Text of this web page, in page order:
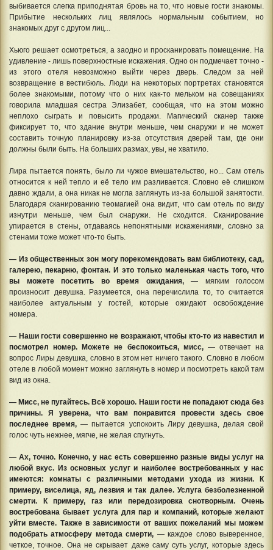
выбивается слегка приподнятая бровь на то, что новые гости знакомы.
Прибытие нескольких лиц являлось нормальным событием, но
знакомых друг с другом лиц...
Хьюго решает осмотреться, а заодно и просканировать помещение. На
удивление - лишь поверхностные искажения. Одно он подмечает точно -
из этого отеля невозможно выйти через дверь. Следом за ней
возвращение в вестибюль. Люди на некоторых портретах становятся
более знакомыми, потому что о них как-то мельком на совещаниях
говорила младшая сестра Элизабет, сообщая, что на этом можно
неплохо сыграть и повысить продажи. Магический сканер также
фиксирует то, что здание внутри меньше, чем снаружи и не может
составить точную планировку из-за отсутствия дверей там, где они
должны были быть. На больших размах, увы, не хватило.
Лира пытается понять, было ли чужое вмешательство, но... Сам отель
относится к ней тепло и её тело им разливается. Словно её слишком
давно ждали, а она никак не могла заглянуть из-за большой занятости.
Благодаря сканированию теомагией она видит, что сам отель по виду
изнутри меньше, чем был снаружи. Не сходится. Сканирование
упирается в стены, отдаваясь непонятными искажениями, словно за
стенами тоже может что-то быть.
— Из общественных зон могу порекомендовать вам библиотеку, сад,
галерею, пекарню, фонтан. И это только маленькая часть того, что
вы можете посетить во время ожидания, — мягким голосом
произносит девушка. Разумеется, она перечислила то, то считается
наиболее актуальным у гостей, которые ожидают освобождение
номера.
— Наши гости совершенно не возражают, чтобы кто-то из навестил и
посмотрел номер. Можете не беспокоиться, мисс, — отвечает на
вопрос Лиры девушка, словно в этом нет ничего такого. Словно в любом
отеле в любой момент можно заглянуть в номер и посмотреть какой там
вид из окна.
— Мисс, не пугайтесь. Всё хорошо. Наши гости не попадают сюда без
причины. Я уверена, что вам понравится провести здесь свое
последнее время, — пытается успокоить Лиру девушка, делая свой
голос чуть нежнее, мягче, не желая спугнуть.
— Ах, точно. Конечно, у нас есть совершенно разные виды услуг на
любой вкус. Из основных услуг и наиболее востребованных у нас
имеются: комнаты с различными методами ухода из жизни. К
примеру, виселица, яд, лезвия и так далее. Услуга безболезненной
смерти. К примеру, газ или передозировка снотворным. Очень
востребована бывает услуга для пар и компаний, которые желают
уйти вместе. Также в зависимости от ваших пожеланий мы можем
подобрать атмосферу метода смерти, — каждое слово выверенное,
четкое, точное. Она не скрывает даже саму суть услуг, которые здесь